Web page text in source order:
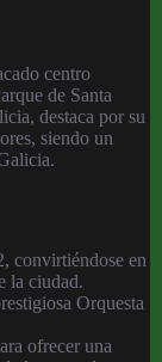
centro
de Santa
destaca por su
siendo un
convirtiéndose en
la ciudad.
Orquesta
ofrecer una